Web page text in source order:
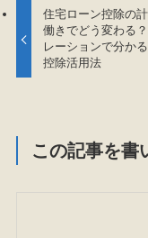
住宅ローン控除の
働きでどう変わる
レーションで分か
控除活用法
この記事を書